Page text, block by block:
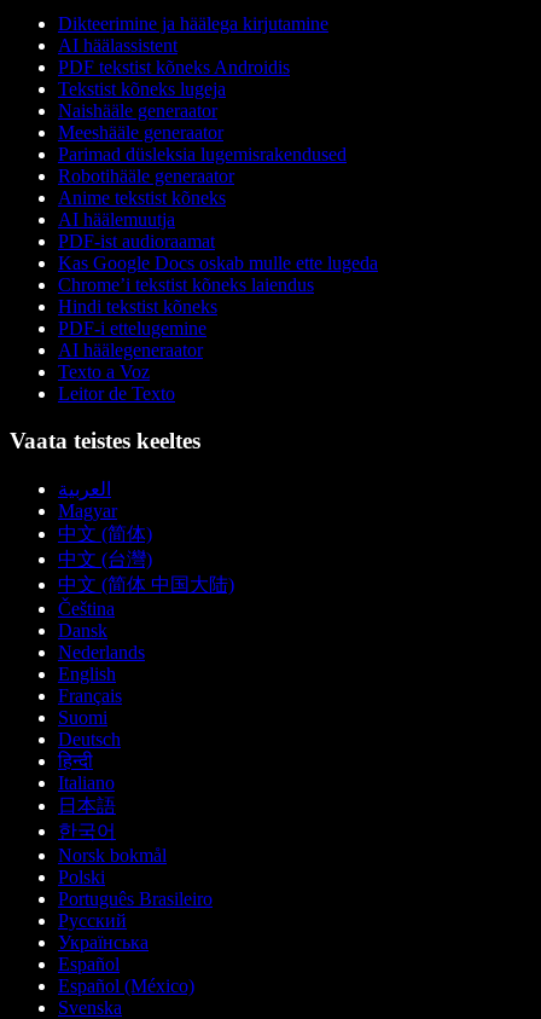
Dikteerimine ja häälega kirjutamine
AI häälassistent
PDF tekstist kõneks Androidis
Tekstist kõneks lugeja
Naishääle generaator
Meeshääle generaator
Parimad düsleksia lugemisrakendused
Robotihääle generaator
Anime tekstist kõneks
AI häälemuutja
PDF-ist audioraamat
Kas Google Docs oskab mulle ette lugeda
Chrome’i tekstist kõneks laiendus
Hindi tekstist kõneks
PDF-i ettelugemine
AI häälegeneraator
Texto a Voz
Leitor de Texto
Vaata teistes keeltes
العربية
Magyar
中文 (简体)
中文 (台灣)
中文 (简体 中国大陆)
Čeština
Dansk
Nederlands
English
Français
Suomi
Deutsch
हिन्दी
Italiano
日本語
한국어
Norsk bokmål
Polski
Português Brasileiro
Русский
Українська
Español
Español (México)
Svenska